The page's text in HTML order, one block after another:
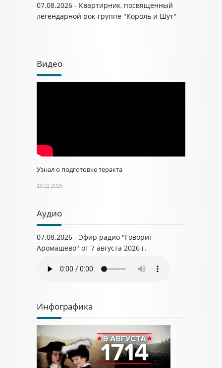
07.08.2026 - Квартирник, посвященный
легендарной рок-группе "Король и Шут"
Видео
Узнал о подготовке теракта
13.11.2025
Аудио
07.08.2026 - Эфир радио "Говорит
Аромашево" от 7 августа 2026 г.
Инфографика